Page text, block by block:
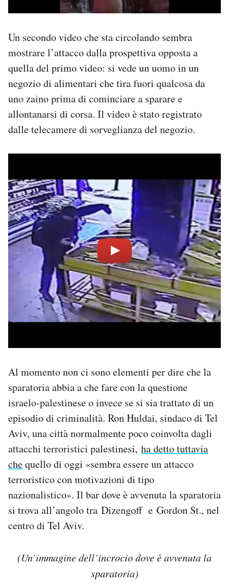
Un secondo video che sta circolando sembra
mostrare l’attacco dalla prospettiva opposta a
quella del primo video: si vede un uomo in un
negozio di alimentari che tira fuori qualcosa da
uno zaino prima di cominciare a sparare e
allontanarsi di corsa. Il video è stato registrato
dalle telecamere di sorveglianza del negozio.
Al momento non ci sono elementi per dire che la
sparatoria abbia a che fare con la questione
israelo-palestinese o invece se si sia trattato di un
episodio di criminalità. Ron Huldai, sindaco di Tel
Aviv, una città normalmente poco coinvolta dagli
attacchi terroristici palestinesi, ha detto tuttavia
chequello di oggi «sembra essere un attacco
terroristico con motivazioni di tipo
nazionalistico». Il bar dove è avvenuta la sparatoria
si trova all’angolo tra Dizengoff e Gordon St., nel
centro di Tel Aviv.
(Un’immagine dell’incrocio dove è avvenuta la
sparatoria)